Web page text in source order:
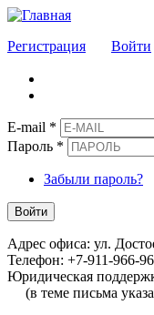
Регистрация Войти
E-mail *
Пароль *
Забыли пароль?
Войти
Адрес офиса: ул.
Телефон: +7-911-966-
Юридическая
(в теме письма